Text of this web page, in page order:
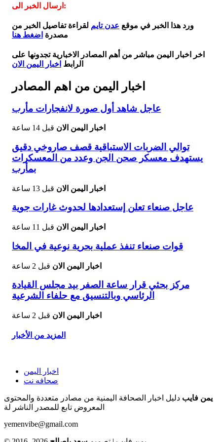
ارسال الخبر الى:
ورد هذا الخبر في موقع عدن تايم لقراءة تفاصيل الخبر من
مصدرة اضغط هنا
اخر اخبار اليمن مباشر من أهم المصادر الاخبارية تجدونها على
الرابط اخبار اليمن الان
اخبار اليمن من اهم المصادر
عاجل شاهد أول صورة لانفجارات مأرب
اخبار اليمن الان قبل 14 ساعة
توالي الضربات الاستباقية قصف صاروخي دقيق
يستهدف معسكر صحن الجن وعدد من المعسكرات
بمأرب
اخبار اليمن الان قبل 13 ساعة
عاجل صنعاء تعلن إستعدادها لحدوث غارات جوية
اخبار اليمن الان قبل 11 ساعة
قوات صنعاء تنفذ عملية بحرية نوعية في المخا
اخبار اليمن الان قبل 2 ساعة
مركز بحثي قرار ساعة الصفر بيد مجلس القيادة
الرئاسي وبالتنسيق مع حلفاء الشرعية
اخبار اليمن الان قبل 2 ساعة
المزيد من الأخبار
اخبار اليمن
صحافه نت
يمن فايب دليل اخبار الصحافة اليمنية من مصادر متعددة والمحتوى
المعروض تابع للمصدر الناشر لة
yemenvibe@gmail.com